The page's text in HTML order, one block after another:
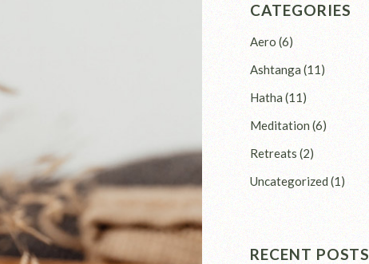
CATEGORIES
Aero(6)
Ashtanga(11)
Hatha(11)
Meditation(6)
Retreats (2)
Uncategorized(1)
RECENT POSTS